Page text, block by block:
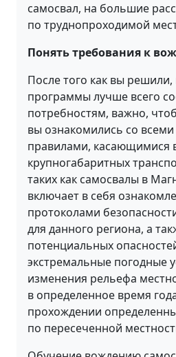
самосвал, на большие
по труднопроходимой
Понять требования к
После того как вы решили,
программы лучше всего
потребностям, важно,
вы ознакомились со
правилами, касающимися
крупногабаритных
таких как самосвалы в
включает в себя
протоколами
для данного региона, а
потенциальных
экстремальные погодные
изменения рельефа
в определенное время
прохождении
по пересеченной